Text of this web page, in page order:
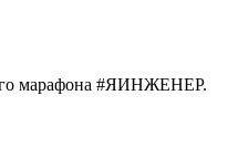
марафона #ЯИНЖЕНЕР.